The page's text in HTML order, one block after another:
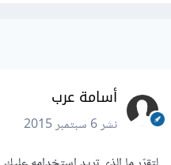
أسامة عرب
نشر6 سبتمبر 2015